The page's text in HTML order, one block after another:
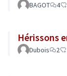
BAGOT 4
Hérissons
Dubois 2